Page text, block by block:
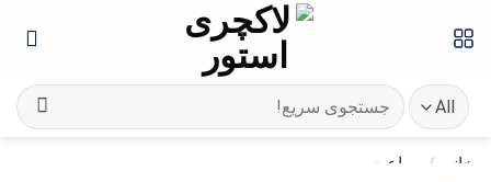
جستجو
برای:
خانه / ساعت